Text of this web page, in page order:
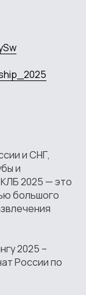
и СНГ,
и
2025 — это
большого
2025 –
России по